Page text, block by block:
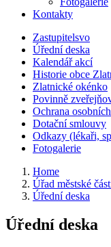
Kontakty
Zastupitelsvo
Úřední deska
Kalendář akcí
Historie obce
Zlatnické okénko
Povinně
Ochrana
Dotační smlouvy
Odkazy (lékaři,
Fotogalerie
Home
Úřad městské
Úřední deska
Úřední deska